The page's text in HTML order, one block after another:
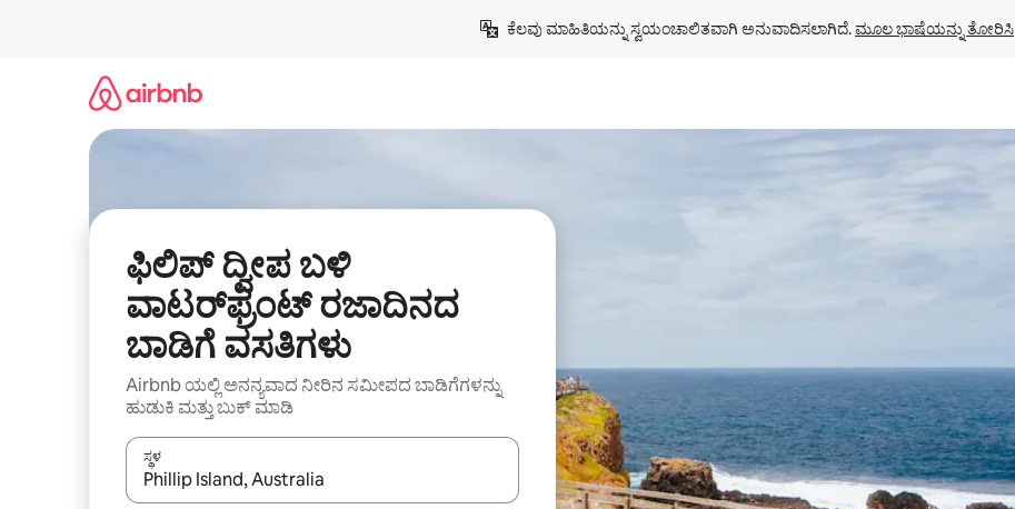
ಕೆಲವು ಮಾಹಿತಿಯನ್ನು ಸ್ವಯಂಚಾಲಿತವಾಗಿ ಅನುವಾದಿಸಲಾಗಿದೆ. ಮೂಲ ಭಾಷೆಯನ್ನು ತೋರಿಸಿ
ಫಿಲಿಪ್ ದ್ವೀಪ ಬಳಿ
ವಾಟರ್‌ಫ್ರಂಟ್ ರಜಾದಿನದ
ಬಾಡಿಗೆ ವಸತಿಗಳು
Airbnb ಯಲ್ಲಿ ಅನನ್ಯವಾದ ನೀರಿನ ಸಮೀಪದ ಬಾಡಿಗೆಗಳನ್ನು
ಹುಡುಕಿ ಮತ್ತು ಬುಕ್ ಮಾಡಿ
ಸ್ಥಳ
ಫಲಿತಾಂಶಗಳು ಲಭ್ಯವಿರುವಾಗ, ಅಪ್ ಮತ್ತು ಡೌನ್ ಬಾಣದ ಕೀಲಿಗಳೊಂದಿಗೆ ನ್ಯಾವಿಗೇಟ್ ಮಾಡಿ ಅಥವಾ ಸ್ಪರ್ಶ ಅಥವಾ ಸ್ವೈಪ್ ಗೆಸ್ಚರ್‌ಗಳ ಮೂಲಕ ಅನ್ವೇಷಿಸಿ.